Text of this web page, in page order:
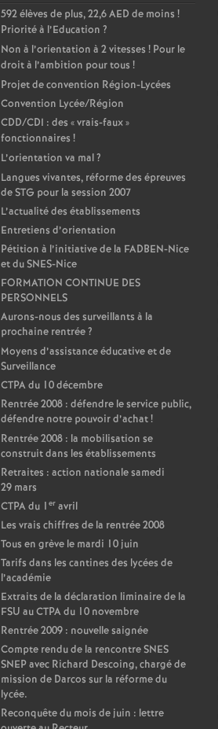
592 élèves de plus, 22,6 AED de moins !
Priorité à l’Education ?
Non à l’orientation à 2 vitesses ! Pour le
droit à l’ambition pour tous !
Projet de convention Région-Lycées
Convention Lycée/Région
CDD/CDI : des «vrais-faux»
fonctionnaires !
L’orientation va mal?
Langues vivantes, réforme des épreuves
de STG pour la session 2007
L’actualité des établissements
Entretiens d’orientation
Pétition à l’initiative de la FADBEN-Nice
et du SNES-Nice
FORMATION CONTINUE DES
PERSONNELS
Aurons-nous des surveillants à la
prochaine rentrée?
Moyens d’assistance éducative et de
Surveillance
CTPA du 10 décembre
Rentrée 2008 : défendre le service public,
défendre notre pouvoir d’achat!
Rentrée 2008 : la mobilisation se
construit dans les établissements
Retraites : action nationale samedi
29 mars
CTPA du 1 er avril
Les vrais chiffres de la rentrée 2008
Tous en grève le mardi 10 juin
Tarifs dans les cantines des lycées de
l’académie
Extraits de la déclaration liminaire de la
FSU au CTPA du 10 novembre
Rentrée 2009 : nouvelle saignée
Compte rendu de la rencontre SNES
SNEP avec Richard Descoing, chargé de
mission de Darcos sur la réforme du
lycée.
Reconquête du mois de juin : lettre